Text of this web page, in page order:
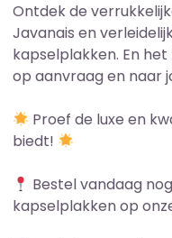
Ontdek de
Javanais en
kapselplakken. En
op aanvraag en naar
Proef de luxe en
biedt!
Bestel vandaag
kapselplakken op